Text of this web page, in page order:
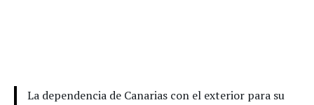
La dependencia de Canarias con el exterior para su